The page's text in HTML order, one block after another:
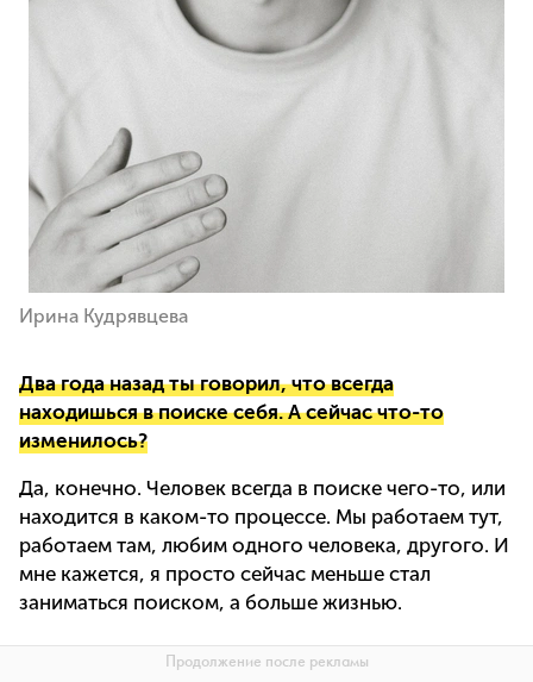
Ирина Кудрявцева
Два года назад ты говорил, что всегда
находишься в поиске себя. А сейчас что-то
изменилось?
Да, конечно. Человек всегда в поиске чего-то, или
находится в каком-то процессе. Мы работаем тут,
работаем там, любим одного человека, другого. И
мне кажется, я просто сейчас меньше стал
заниматься поиском, а больше жизнью.